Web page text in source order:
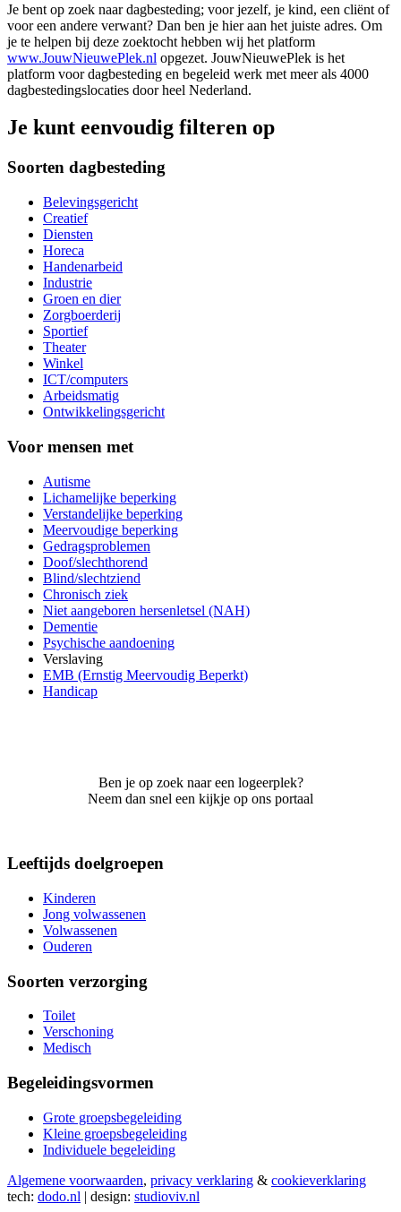
Je bent op zoek naar dagbesteding; voor jezelf, je kind, een cliënt of
voor een andere verwant? Dan ben je hier aan het juiste adres. Om
je te helpen bij deze zoektocht hebben wij het platform
www.JouwNieuwePlek.nl opgezet. JouwNieuwePlek is het
platform voor dagbesteding en begeleid werk met meer als 4000
dagbestedingslocaties door heel Nederland.
Je kunt eenvoudig filteren op
Soorten dagbesteding
Belevingsgericht
Creatief
Diensten
Horeca
Handenarbeid
Industrie
Groen en dier
Zorgboerderij
Sportief
Theater
Winkel
ICT/computers
Arbeidsmatig
Ontwikkelingsgericht
Voor mensen met
Autisme
Lichamelijke beperking
Verstandelijke beperking
Meervoudige beperking
Gedragsproblemen
Doof/slechthorend
Blind/slechtziend
Chronisch ziek
Niet aangeboren hersenletsel (NAH)
Dementie
Psychische aandoening
Verslaving
EMB (Ernstig Meervoudig Beperkt)
Handicap
Ben je op zoek naar een logeerplek?
Neem dan snel een kijkje op ons portaal
Leeftijds doelgroepen
Kinderen
Jong volwassenen
Volwassenen
Ouderen
Soorten verzorging
Toilet
Verschoning
Medisch
Begeleidingsvormen
Grote groepsbegeleiding
Kleine groepsbegeleiding
Individuele begeleiding
Algemene voorwaarden, privacy verklaring & cookieverklaring
tech: dodo.nl | design: studioviv.nl